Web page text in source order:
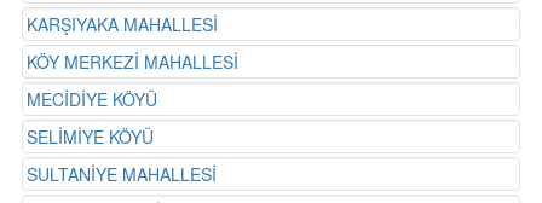
KARŞIYAKA MAHALLESİ
KÖY MERKEZİ MAHALLESİ
MECİDİYE KÖYÜ
SELİMİYE KÖYÜ
SULTANİYE MAHALLESİ